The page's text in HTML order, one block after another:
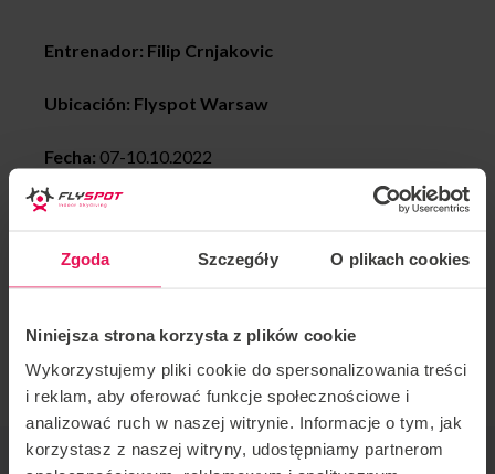
Zgoda Szczegóły O plikach cookies
Niniejsza strona korzysta z plików cookie
Wykorzystujemy pliki cookie do spersonalizowania treści
i reklam, aby oferować funkcje społecznościowe i
analizować ruch w naszej witrynie. Informacje o tym, jak
korzystasz z naszej witryny, udostępniamy partnerom
Entrenador: Filip Crnjakovic
Ubicación: Flyspot Warsaw
Fecha: 07-10.10.2022
¡Filip Crnjakovic, campeón de vuelo dinámico
Invitamos a Pro en cada etapa de avance. Si desea
unirse a este campamento o tiene alguna pregunta,
ORGANIZADOR DE EVENTOS